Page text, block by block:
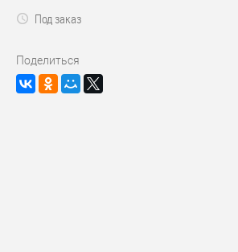
Под заказ
Поделиться